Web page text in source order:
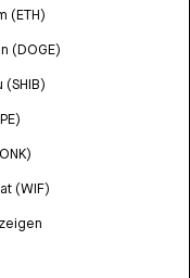
(ETH)
(DOGE)
(SHIB)
(WIF)